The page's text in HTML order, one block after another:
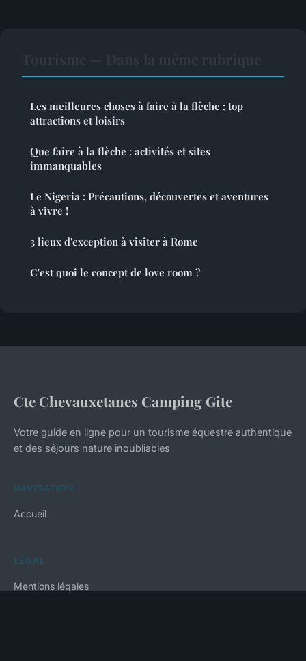
Les meilleures choses à faire à la flèche : top
attractions et loisirs
Que faire à la flèche : activités et sites
immanquables
Le Nigeria : Précautions, découvertes et aventures
à vivre !
3 lieux d'exception à visiter à Rome
C'est quoi le concept de love room ?
Cte Chevauxetanes Camping Gite
Votre guide en ligne pour un tourisme équestre authentique
et des séjours nature inoubliables
NAVIGATION
Accueil
LÉGAL
Mentions légales